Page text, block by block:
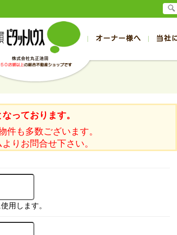
の1000万～2000万円
の2000万～3000万円
の3000万～4000万円
の4000万以上
帯広の賃貸アパート
の1000万～2000万円
の2000万～3000万円
の3000万～4000万円
の4000万以上
旭川の賃貸アパート
オーナー様へ 当社
グ お客様の声
せ 入居者様ページ
っております。
件も多数ございます。
りお問合せ下さい。
用します。